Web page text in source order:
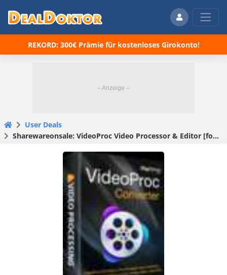
REKORD: 300€ Prämie für kostenloses Girokonto!
User Deals
Sharewareonsale: VideoProc Video Processor & Editor [for PC & Mac], v4.7, gratis statt 47,54€ (Lifetime)